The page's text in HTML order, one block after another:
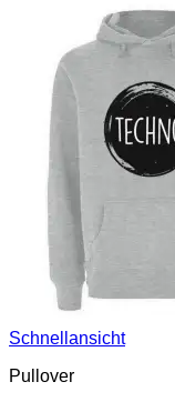
Schnellansicht
Pullover